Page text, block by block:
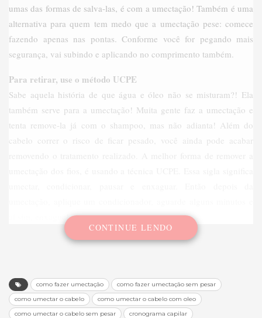
umas das formas de salva-las, é com a umectação! Também é uma
alternativa para quem tem medo que a umectação pese: comece
fazendo apenas nas pontas. Conforme você for pegando mais
segurança, vai subindo e aplicando no comprimento também.
Para retirar, use o método UCPE
Sabe aquela história de que água e óleo não se misturam?! Ela
também serve para a umectação! Muita gente faz a umectação e
tenta remove-la já com o shampoo, mas não adianta! Além do
cabelo correr o risco de ficar pesado, você ainda pode acabar
aí sim, enxague!
CONTINUE LENDO
como fazer umectação
como fazer umectação sem pesar
como umectar o cabelo
como umectar o cabelo com oleo
como umectar o cabelo sem pesar
cronograma capilar